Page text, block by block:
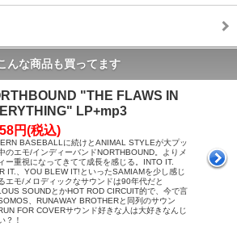
んな商品も買ってます
"THE FLAWS IN
LP+mp3
円(税込)
BASEBALLに続けとANIMAL STYLEが大プッ
のエモ/インディーバンドNORTHBOUND。よりメ
ー重視になってきてて成長を感じる。INTO IT.
IT.、YOU BLEW IT!といったSAMIAMを少し感じ
エモ/メロディックなサウンドは90年代だと
SOUNDとかHOT ROD CIRCUIT的で、今で言
、RUNAWAY BROTHERと同列のサウン
FOR COVERサウンド好きな人は大好きなんじ
？！